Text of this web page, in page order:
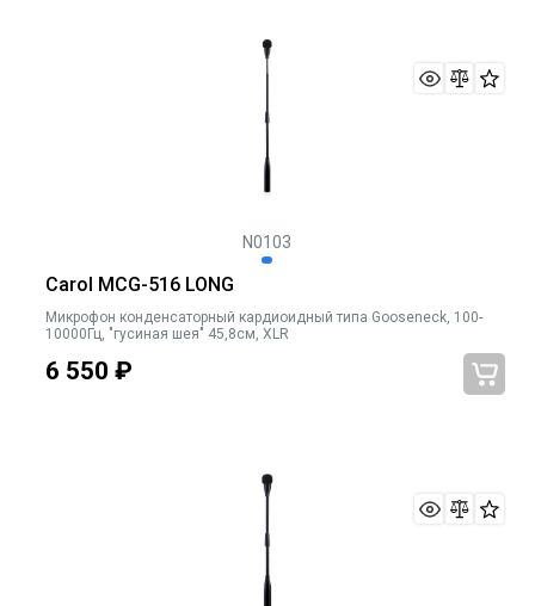
N0103
Carol MCG-516 LONG
Микрофон конденсаторный кардиоидный типа Gooseneck, 100-
10000Гц, "гусиная шея" 45,8cм, XLR
6 550 ₽